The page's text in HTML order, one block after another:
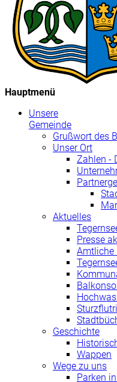
Hauptmenü
Unsere
Gemeinde
Grußwort des
Unser Ort
Zahlen -
Aktuelles
Presse
Amtliche
Geschichte
Wappen
Wege zu uns
Parken